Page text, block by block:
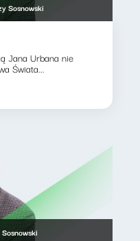
Sosnowski
Jana Urbana nie
Świata...